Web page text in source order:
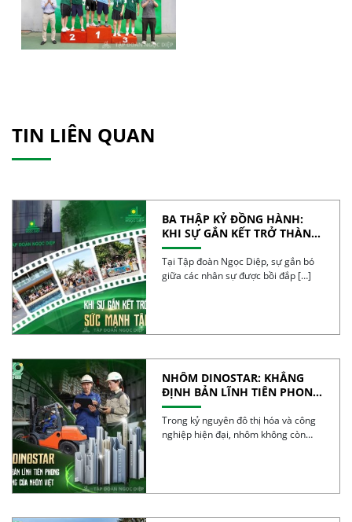
TIN LIÊN QUAN
BA THẬP KỶ ĐỒNG HÀNH:
KHI SỰ GẮN KẾT TRỞ THÀNH
SỨC MẠNH TẬP THỂ
Tại Tập đoàn Ngọc Diệp, sự gắn bó
giữa các nhân sự được bồi đắp […]
NHÔM DINOSTAR: KHẲNG
ĐỊNH BẢN LĨNH TIÊN PHONG
VÀ CHẤT LƯỢNG CỦA NHÔM
VIỆT
Trong kỷ nguyên đô thị hóa và công
nghiệp hiện đại, nhôm không còn